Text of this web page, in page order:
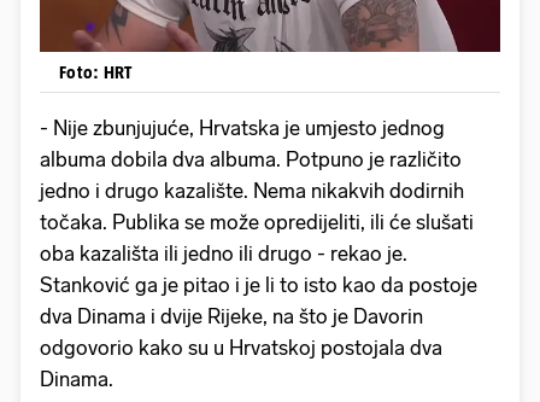
Foto: HRT
- Nije zbunjujuće, Hrvatska je umjesto jednog
albuma dobila dva albuma. Potpuno je različito
jedno i drugo kazalište. Nema nikakvih dodirnih
točaka. Publika se može opredijeliti, ili će slušati
oba kazališta ili jedno ili drugo - rekao je.
Stanković ga je pitao i je li to isto kao da postoje
dva Dinama i dvije Rijeke, na što je Davorin
odgovorio kako su u Hrvatskoj postojala dva
Dinama.